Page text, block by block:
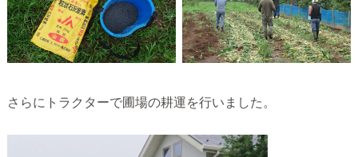
さらにトラクターで圃場の耕運を行いました。